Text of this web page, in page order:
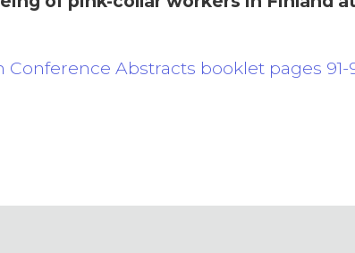
Abstracts booklet pages